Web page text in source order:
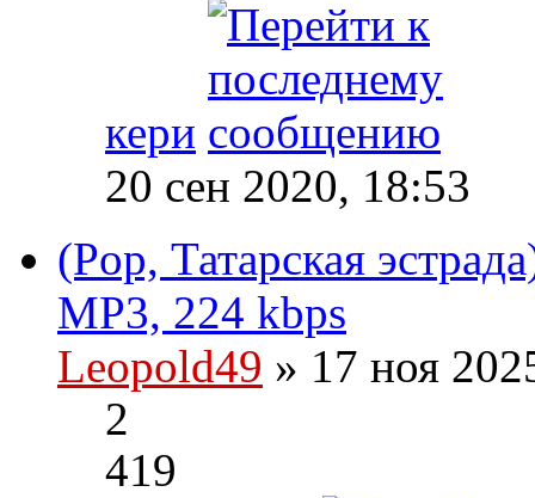
кери
20 сен 2020, 18:53
(Pop, Татарская
MP3, 224 kbps
Leopold49 » 17 ноя
2
419